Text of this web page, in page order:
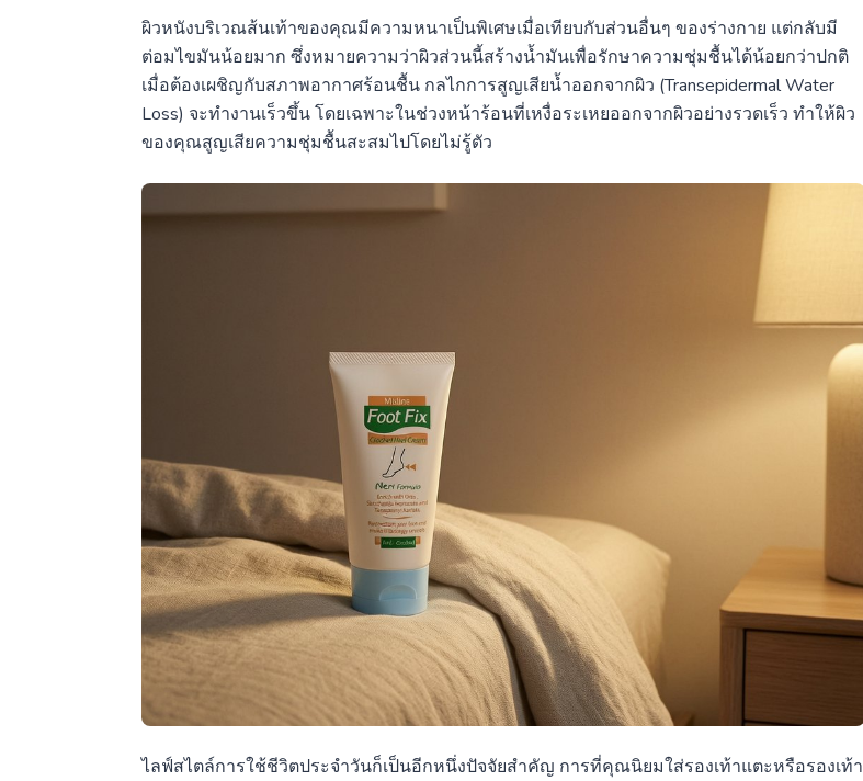
ผิวหนังบริเวณส้นเท้าของคุณมีความหนาเป็นพิเศษเมื่อเทียบกับส่วนอื่นๆ ของร่างกาย แต่กลับมี
ต่อมไขมันน้อยมาก ซึ่งหมายความว่าผิวส่วนนี้สร้างน้ำมันเพื่อรักษาความชุ่มชื้นได้น้อยกว่าปกติ
เมื่อต้องเผชิญกับสภาพอากาศร้อนชื้น กลไกการสูญเสียน้ำออกจากผิว (Transepidermal Water
Loss) จะทำงานเร็วขึ้น โดยเฉพาะในช่วงหน้าร้อนที่เหงื่อระเหยออกจากผิวอย่างรวดเร็ว ทำให้ผิว
ของคุณสูญเสียความชุ่มชื้นสะสมไปโดยไม่รู้ตัว
ไลฟ์สไตล์การใช้ชีวิตประจำวันก็เป็นอีกหนึ่งปัจจัยสำคัญ การที่คุณนิยมใส่รองเท้าแตะหรือรองเท้า